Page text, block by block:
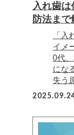
入れ歯
防法まで
「
イメ
0代
にな
失う